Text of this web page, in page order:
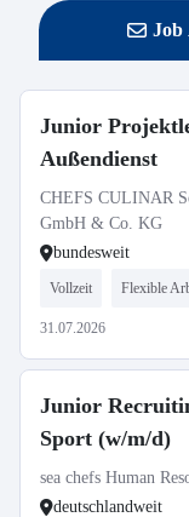
Job
Junior
Außendienst
CHEFS CULINAR
GmbH & Co. KG
bundesweit
Vollzeit Flexible
31.07.2026
Junior
Sport (w/m/d)
sea chefs Human
deutschlandweit